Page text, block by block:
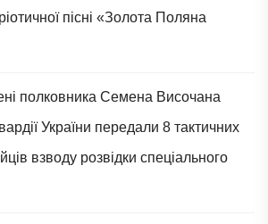
пісні «Золота Поляна
полковника Семена Височана
України передали 8 тактичних
взводу розвідки спеціального